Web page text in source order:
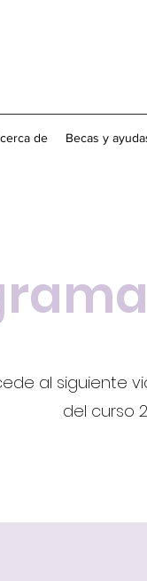
de Becas y
al siguiente
del curso